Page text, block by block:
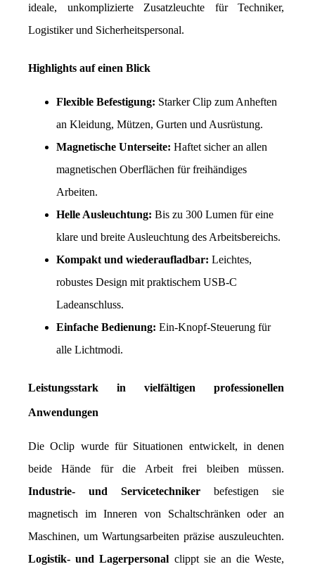
ideale, unkomplizierte Zusatzleuchte für Techniker,
Logistiker und Sicherheitspersonal.
Highlights auf einen Blick
Flexible Befestigung: Starker Clip zum Anheften
an Kleidung, Mützen, Gurten und Ausrüstung.
Magnetische Unterseite: Haftet sicher an allen
magnetischen Oberflächen für freihändiges
Arbeiten.
Helle Ausleuchtung: Bis zu 300 Lumen für eine
klare und breite Ausleuchtung des Arbeitsbereichs.
Kompakt und wiederaufladbar: Leichtes,
robustes Design mit praktischem USB-C
Ladeanschluss.
Einfache Bedienung: Ein-Knopf-Steuerung für
alle Lichtmodi.
Leistungsstark in vielfältigen professionellen
Anwendungen
Die Oclip wurde für Situationen entwickelt, in denen
Industrie- und Servicetechniker befestigen sie
magnetisch im Inneren von Schaltschränken oder an
Logistik- und Lagerpersonal clippt sie an die Weste,